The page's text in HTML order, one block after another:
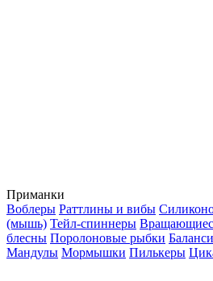
Приманки
Воблеры Раттлины и вибы
(мышь) Тейл-спиннеры
блесны Поролоновые рыбки
Мандулы Мормышки Пилькеры